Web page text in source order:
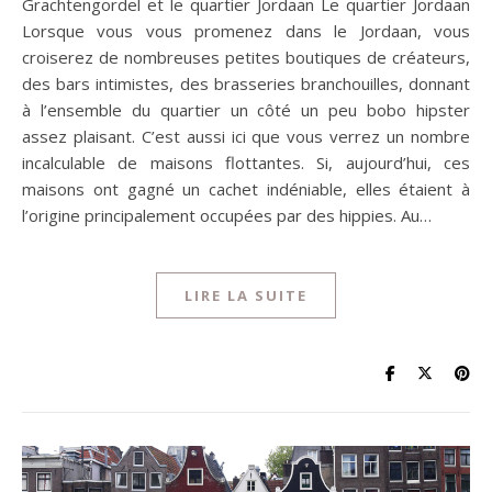
Lorsque vous vous promenez dans le Jordaan, vous
croiserez de nombreuses petites boutiques de créateurs,
des bars intimistes, des brasseries branchouilles, donnant
à l’ensemble du quartier un côté un peu bobo hipster
assez plaisant. C’est aussi ici que vous verrez un nombre
incalculable de maisons flottantes. Si, aujourd’hui, ces
maisons ont gagné un cachet indéniable, elles étaient à
l’origine principalement occupées par des hippies. Au…
LIRE LA SUITE